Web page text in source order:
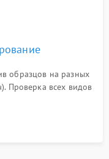
образцов на разных
Проверка всех видов
петли и намотчика
и отсутствия